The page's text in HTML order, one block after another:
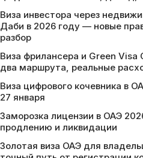
Виза инвестора через
Даби в 2026 году — новые
разбор
Виза фрилансера и Green
два маршрута, реальные
Виза цифрового кочевника в
27 января
Заморозка лицензии в ОАЭ
продлению и ликвидации
Золотая виза ОАЭ для